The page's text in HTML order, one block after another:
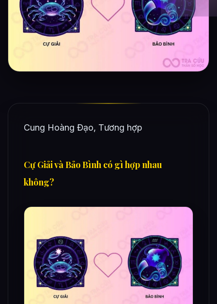
Cung Hoàng Đạo, Tương hợp
Cự Giải và Bảo Bình có gì hợp nhau
không?